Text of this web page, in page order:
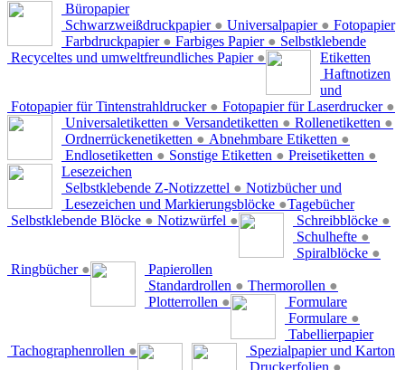
Büropapier
Schwarzweißdruckpapier ● Universalpapier ●
Farbdruckpapier ● Farbiges Papier ●
Recyceltes und umweltfreundliches Papier ●
Fotopapier
Fotopapier für Tintenstrahldrucker ● Fotopapier für Laserdrucker ●
Selbstklebende
Etiketten
Universaletiketten ● Versandetiketten ● Rollenetiketten ●
Ordnerrückenetiketten ● Abnehmbare Etiketten ●
Endlosetiketten ● Sonstige Etiketten ● Preisetiketten ●
Haftnotizen
und
Lesezeichen
Selbstklebende Z-Notizzettel ●
Lesezeichen und Markierungsblöcke ●
Selbstklebende Blöcke ● Notizwürfel ●
Notizbücher und
Tagebücher
Schreibblöcke ●
Schulhefte ●
Spiralblöcke ●
Ringbücher ●
Papierollen
Standardrollen ● Thermorollen ●
Plotterrollen ●
Formulare
Formulare ●
Tachographenrollen ●
Tabellierpapier
Spezialpapier und Karton
Druckerfolien ●